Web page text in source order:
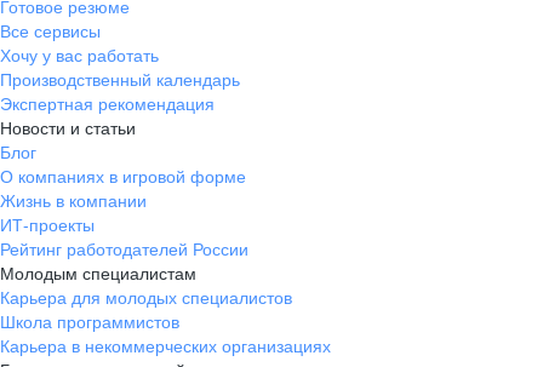
Готовое резюме
Все сервисы
Хочу у вас работать
Производственный календарь
Экспертная рекомендация
Новости и статьи
Блог
О компаниях в игровой форме
Жизнь в компании
ИТ-проекты
Рейтинг работодателей России
Молодым специалистам
Карьера для молодых специалистов
Школа программистов
Карьера в некоммерческих организациях